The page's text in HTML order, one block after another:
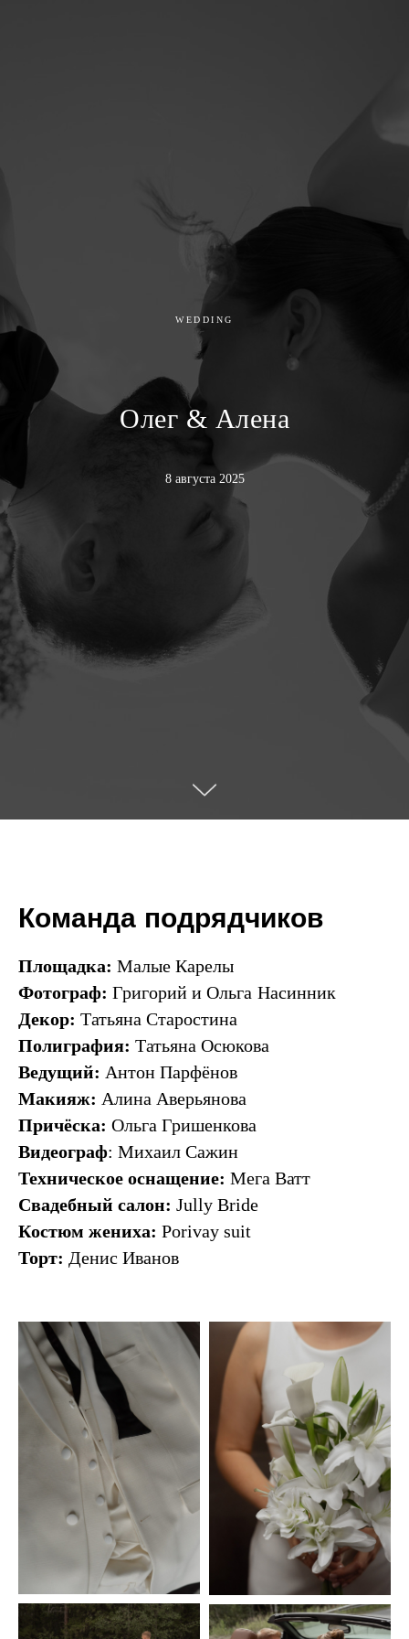
WEDDING
Олег & Алена
8 августа 2025
Команда подрядчиков
Площадка: Малые Карелы
Фотограф: Григорий и Ольга Насинник
Декор: Татьяна Старостина
Полиграфия: Татьяна Осюкова
Ведущий: Антон Парфёнов
Макияж: Алина Аверьянова
Причёска: Ольга Гришенкова
Видеограф: Михаил Сажин
Техническое оснащение: Мега Ватт
Свадебный салон: Jully Bride
Костюм жениха: Porivay suit
Торт: Денис Иванов